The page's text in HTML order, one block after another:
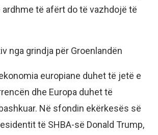
ardhme të afërt do të vazhdojë të
nga grindja për Groenlandën
europiane duhet të jetë e
dhe Europa duhet të
Në sfondin ekërkesës së
të SHBA-së Donald Trump,